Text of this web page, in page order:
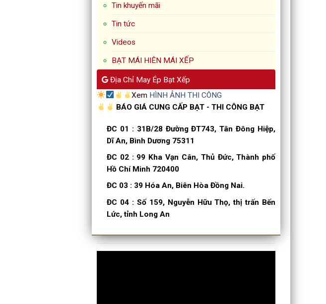
Tin khuyến mãi
Tin tức
Videos
BẠT MÁI HIÊN MÁI XẾP
Địa Chỉ May Ép Bạt Xếp
Xem HÌNH ẢNH THI CÔNG
BÁO GIÁ CUNG CẤP BẠT - THI CÔNG BẠT
ĐC 01 : 31B/28 Đường ĐT743, Tân Đông Hiệp,
Dĩ An, Bình Dương 75311
ĐC 02: 99 Kha Vạn Cân, Thủ Đức, Thành phố
Hồ Chí Minh 720400
ĐC 03 : 39 Hóa An, Biên Hòa Đồng Nai.
ĐC 04 : Số 159, Nguyễn Hữu Thọ, thị trấn Bến
Lức, tỉnh Long An